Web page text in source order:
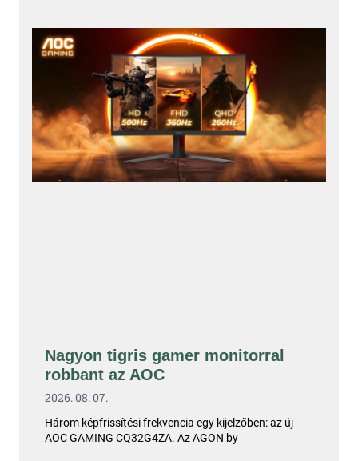
Nagyon tigris gamer monitorral
robbant az AOC
2026. 08. 07.
Három képfrissítési frekvencia egy kijelzőben: az új
AOC GAMING CQ32G4ZA. Az AGON by